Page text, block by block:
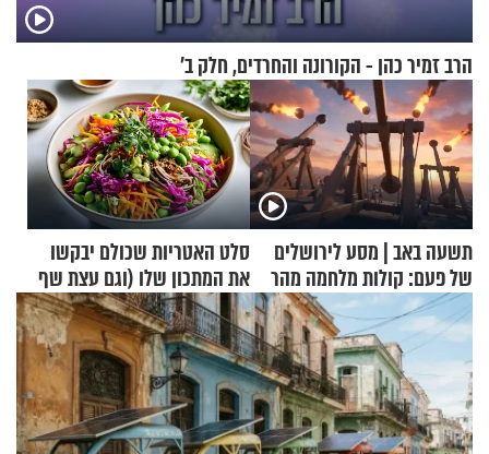
הרב זמיר כהן - הקורונה והחרדים, חלק ב’
תשעה באב | מסע לירושלים
של פעם: קולות מלחמה מהר
הזיתים
סלט האטריות שכולם יבקשו
את המתכון שלו (וגם עצת שף
להגשת הרוטב)